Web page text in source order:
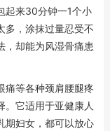
起来30分钟一1个小
多，涂抹过量忍受不
，却能为风湿骨痛患
痛等各种颈肩腰腿疼
。它适用于亚健康人
期妇女，都可以放心